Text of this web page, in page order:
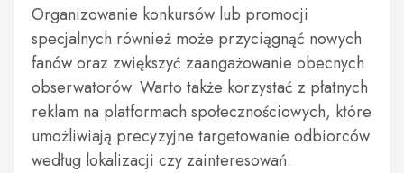
Organizowanie konkursów lub promocji
specjalnych również może przyciągnąć nowych
fanów oraz zwiększyć zaangażowanie obecnych
obserwatorów. Warto także korzystać z płatnych
reklam na platformach społecznościowych, które
umożliwiają precyzyjne targetowanie odbiorców
według lokalizacji czy zainteresowań.